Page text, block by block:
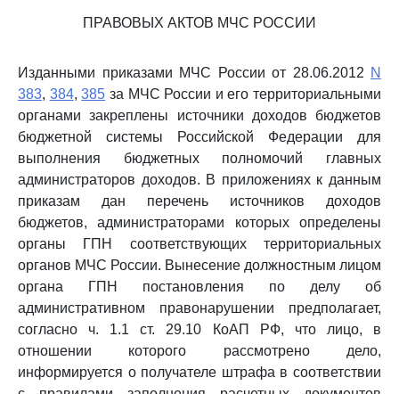
ПРАВОВЫХ АКТОВ МЧС РОССИИ
Изданными приказами МЧС России от 28.06.2012 N
383, 384,385 за МЧС России и его территориальными
органами закреплены источники доходов бюджетов
бюджетной системы Российской Федерации для
выполнения бюджетных полномочий главных
администраторов доходов. В приложениях к данным
приказам дан перечень источников доходов
бюджетов, администраторами которых определены
органы ГПН соответствующих территориальных
органов МЧС России. Вынесение должностным лицом
органа ГПН постановления по делу об
административном правонарушении предполагает,
согласно ч. 1.1 ст. 29.10 КоАП РФ, что лицо, в
отношении которого рассмотрено дело,
информируется о получателе штрафа в соответствии